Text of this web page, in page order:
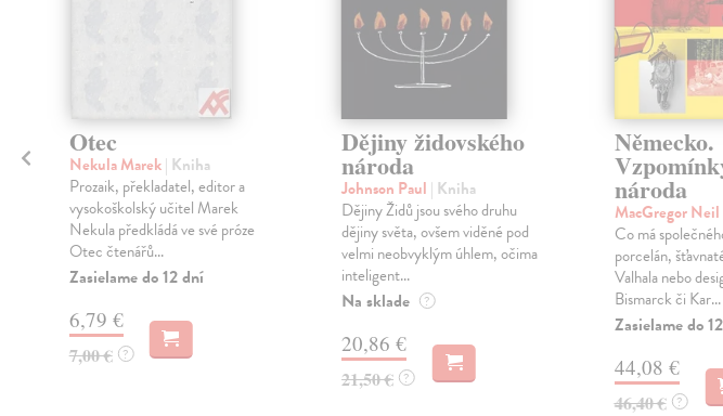
Otec
Nekula Marek| Kniha
Prozaik, překladatel, editor a
vysokoškolský učitel Marek
Nekula předkládá ve své próze
Otec čtenářů...
Zasielame do 12 dní
6,79 €
7,00 € ?
Dějiny židovského
národa
Johnson Paul | Kniha
Dějiny Židů jsou svého druhu
dějiny světa, ovšem viděné pod
velmi neobvyklým úhlem, očima
inteligent...
Na sklade ?
20,86 €
21,50 € ?
Německo.
národa
MacGregor Neil
Co má
porcelán,
Valhala nebo
Bismarck či Kar...
Zasielame do
44,08 €
46,40 € ?